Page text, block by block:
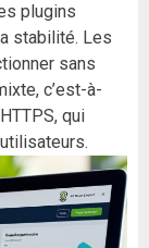
plugins
stabilité. Les
sans
c’est-à-
qui